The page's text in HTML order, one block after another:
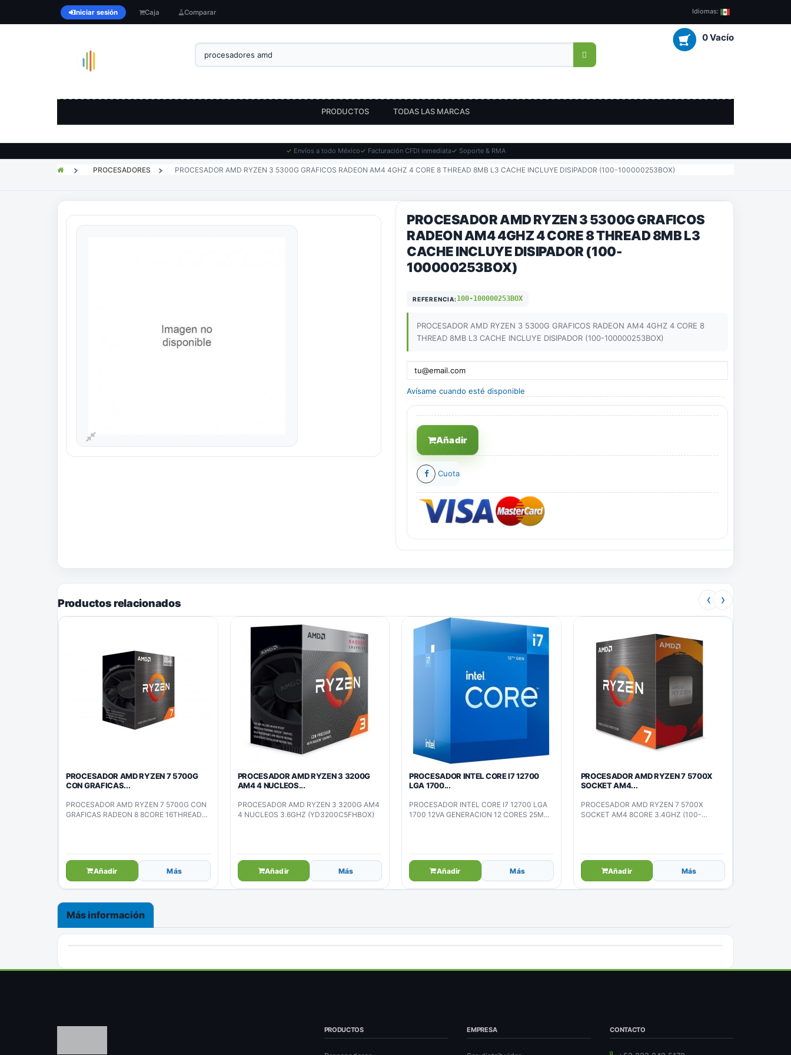
✓ Envíos a todo México✓ Facturación CFDI inmediata✓ Soporte & RMA
Iniciar sesión Caja Comparar Idiomas:
0 Vacío
PRODUCTOS TODAS LAS MARCAS
> PROCESADORES > PROCESADOR AMD RYZEN 3 5300G GRAFICOS RADEON AM4 4GHZ 4 CORE 8 THREAD 8MB L3 CACHE INCLUYE DISIPADOR (100-100000253BOX)
PROCESADOR AMD RYZEN 3 5300G GRAFICOS
RADEON AM4 4GHZ 4 CORE 8 THREAD 8MB L3
CACHE INCLUYE DISIPADOR (100-
100000253BOX)
REFERENCIA:100-100000253BOX
PROCESADOR AMD RYZEN 3 5300G GRAFICOS RADEON AM4 4GHZ 4 CORE 8
THREAD 8MB L3 CACHE INCLUYE DISIPADOR (100-100000253BOX)
Avísame cuando esté disponible
Añadir
Cuota
Productos relacionados ‹ ›
PROCESADOR AMD RYZEN 7 5700G
CON GRAFICAS...
PROCESADOR AMD RYZEN 7 5700G CON
GRAFICAS RADEON 8 8CORE 16THREADS
Añadir Más
PROCESADOR AMD RYZEN 3 3200G
AM4 4 NUCLEOS...
PROCESADOR AMD RYZEN 3 3200G AM4
4 NUCLEOS 3.6GHZ (YD3200C5FHBOX)
Añadir Más
PROCESADOR INTEL CORE I7 12700
LGA 1700...
PROCESADOR INTEL CORE I7 12700 LGA
1700 12VA GENERACION 12 CORES 25MB
Añadir Más
PROCESADOR AMD RYZEN 7 5700X
SOCKET AM4...
PROCESADOR AMD RYZEN 7 5700X
SOCKET AM4 8CORE 3.4GHZ (100-
Añadir Más
Más información
PRODUCTOS EMPRESA CONTACTO